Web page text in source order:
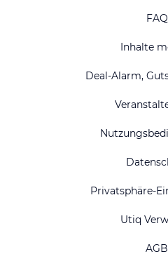
FAQ
Inhalte
Deal-Alarm,
Privatsphäre-
Utiq
AGB